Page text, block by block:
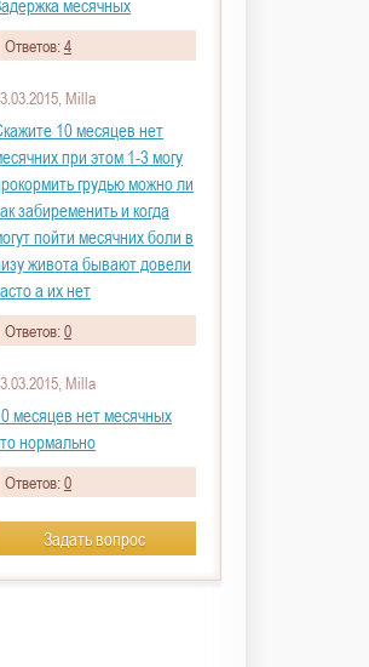
месячных
Ответов:4
Milla
10 месяцев нет
при этом 1-3 могу
грудью можно ли
забиременить и когда
пойти месячних боли в
живота бывают довели
а их нет
Ответов:0
Milla
месяцев нет месячных
нормально
Ответов:0
Задать вопрос